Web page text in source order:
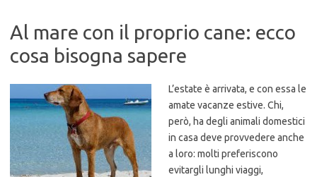
Al mare con il proprio cane: ecco
cosa bisogna sapere
L’estate è arrivata, e con essa le
amate vacanze estive. Chi,
però, ha degli animali domestici
in casa deve provvedere anche
a loro: molti preferiscono
evitargli lunghi viaggi,